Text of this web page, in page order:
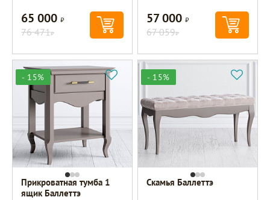
65 000Р
76 471Р
57 000Р
67 059Р
- 15%
Прикроватная тумба 1
ящик Баллеттэ
- 15%
Скамья Баллеттэ